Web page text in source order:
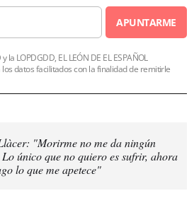
APUNTARME
la LOPDGDD, EL LEÓN DE EL ESPAÑOL
los datos facilitados con la finalidad de remitirle
"Morirme no me da ningún
único que no quiero es sufrir, ahora
lo que me apetece"